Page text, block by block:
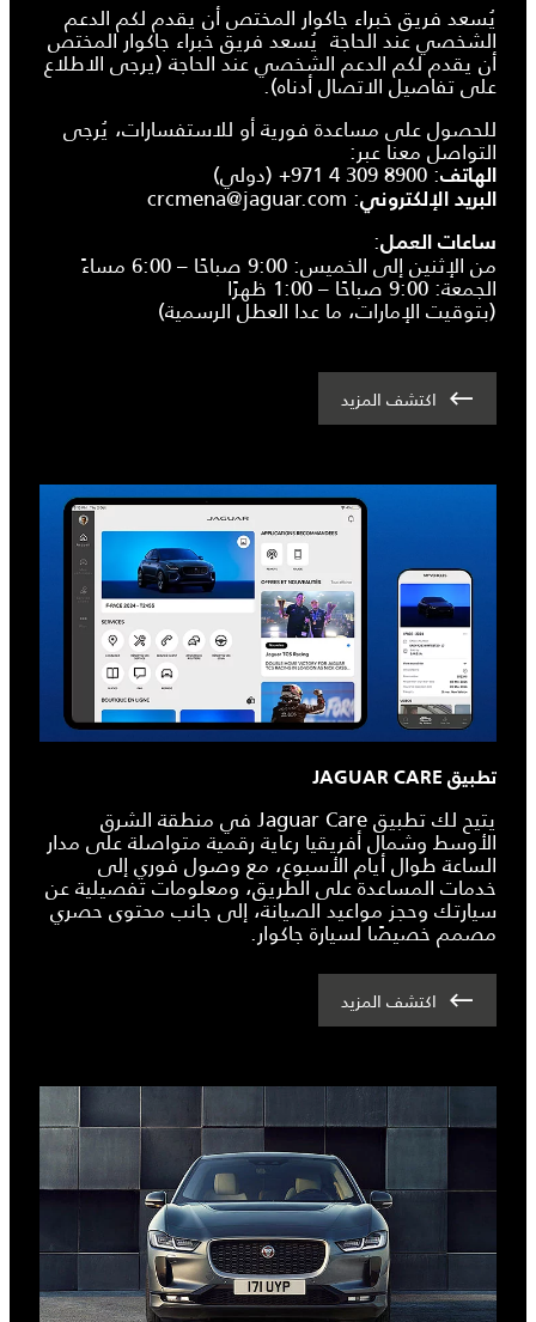
يُسعد فريق خبراء جاكوار المختص أن يقدم لكم الدعم
الشخصي عند الحاجة يُسعد فريق خبراء جاكوار المختص
أن يقدم لكم الدعم الشخصي عند الحاجة (يرجى الاطلاع
على تفاصيل الاتصال أدناه).
للحصول على مساعدة فورية أو للاستفسارات، يُرجى
التواصل معنا عبر:
الهاتف:
+971 4 309 8900 (دولي)
البريد الإلكتروني:
crcmena@jaguar.com
ساعات العمل:
من الإثنين إلى الخميس: 9:00 صباحًا – 6:00 مساءً
الجمعة: 9:00 صباحًا – 1:00 ظهرًا
(بتوقيت الإمارات، ما عدا العطل الرسمية)
اكتشف المزيد
تطبيق JAGUAR CARE
يتيح لك تطبيق Jaguar Care في منطقة الشرق
الأوسط وشمال أفريقيا رعاية رقمية متواصلة على مدار
الساعة طوال أيام الأسبوع، مع وصول فوري إلى
خدمات المساعدة على الطريق، ومعلومات تفصيلية عن
سيارتك وحجز مواعيد الصيانة، إلى جانب محتوى حصري
مصمم خصيصًا لسيارة جاكوار.
اكتشف المزيد